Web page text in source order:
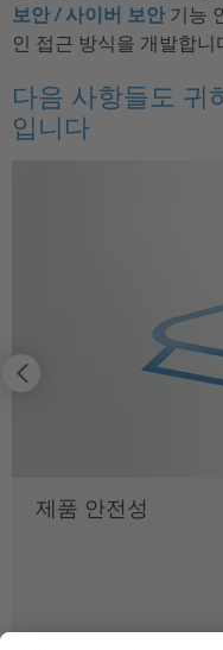
보안 / 사이버 보안 기능
인 접근 방식을 개발합니
다음 사항들도 귀
입니다
제품 안전성